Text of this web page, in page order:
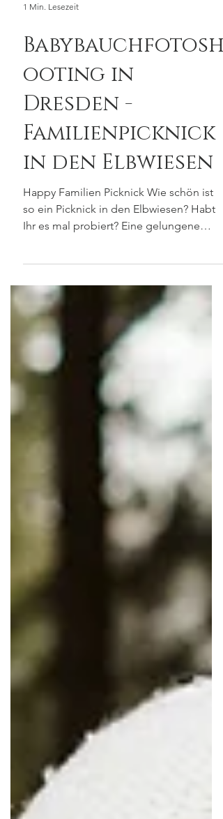
Babybauchfotosh
ooting in
Dresden -
Familienpicknick
in den Elbwiesen
so ein Picknick in den Elbwiesen? Habt
Abwechslung zu...